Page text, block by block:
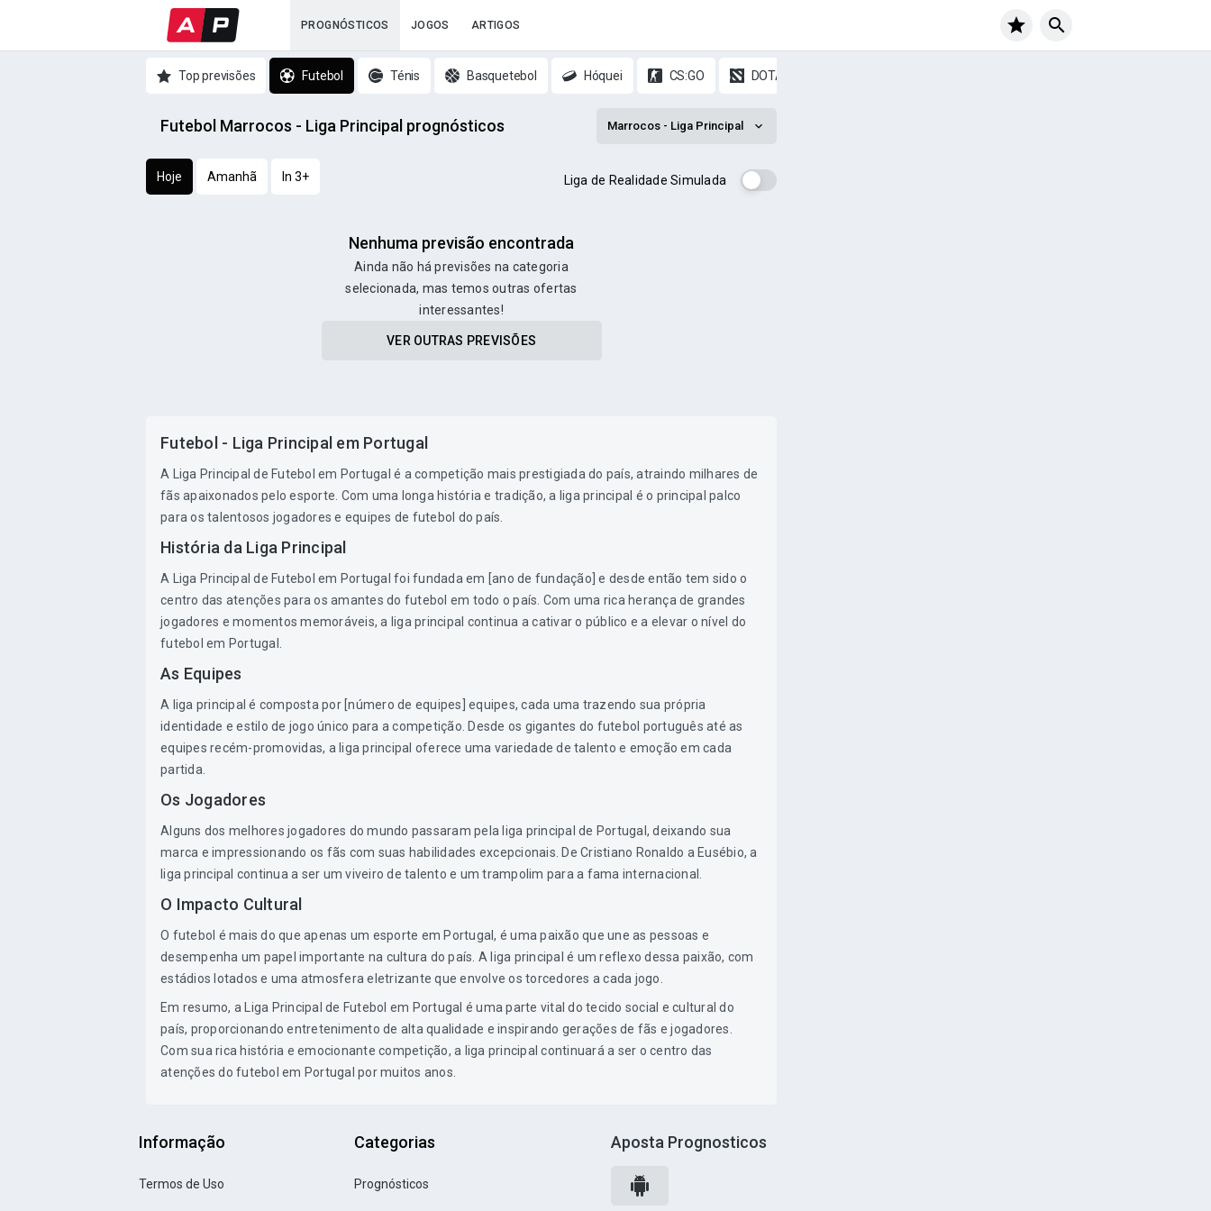
PROGNÓSTICOS JOGOS ARTIGOS
Top previsões Futebol Ténis Basquetebol Hóquei CS:GO DOTA 2
Futebol Marrocos - Liga Principal prognósticos Marrocos - Liga Principal
Hoje Amanhã In 3+ Liga de Realidade Simulada
Nenhuma previsão encontrada
Ainda não há previsões na categoria
selecionada, mas temos outras ofertas
interessantes!
VER OUTRAS PREVISÕES
Futebol - Liga Principal em Portugal
A Liga Principal de Futebol em Portugal é a competição mais prestigiada do país, atraindo milhares de
fãs apaixonados pelo esporte. Com uma longa história e tradição, a liga principal é o principal palco
para os talentosos jogadores e equipes de futebol do país.
História da Liga Principal
A Liga Principal de Futebol em Portugal foi fundada em [ano de fundação] e desde então tem sido o
centro das atenções para os amantes do futebol em todo o país. Com uma rica herança de grandes
jogadores e momentos memoráveis, a liga principal continua a cativar o público e a elevar o nível do
futebol em Portugal.
As Equipes
A liga principal é composta por [número de equipes] equipes, cada uma trazendo sua própria
identidade e estilo de jogo único para a competição. Desde os gigantes do futebol português até as
equipes recém-promovidas, a liga principal oferece uma variedade de talento e emoção em cada
partida.
Os Jogadores
Alguns dos melhores jogadores do mundo passaram pela liga principal de Portugal, deixando sua
marca e impressionando os fãs com suas habilidades excepcionais. De Cristiano Ronaldo a Eusébio, a
liga principal continua a ser um viveiro de talento e um trampolim para a fama internacional.
O Impacto Cultural
O futebol é mais do que apenas um esporte em Portugal, é uma paixão que une as pessoas e
desempenha um papel importante na cultura do país. A liga principal é um reflexo dessa paixão, com
estádios lotados e uma atmosfera eletrizante que envolve os torcedores a cada jogo.
Em resumo, a Liga Principal de Futebol em Portugal é uma parte vital do tecido social e cultural do
país, proporcionando entretenimento de alta qualidade e inspirando gerações de fãs e jogadores.
Com sua rica história e emocionante competição, a liga principal continuará a ser o centro das
atenções do futebol em Portugal por muitos anos.
Informação
Termos de Uso
Categorias
Prognósticos
Aposta Prognosticos